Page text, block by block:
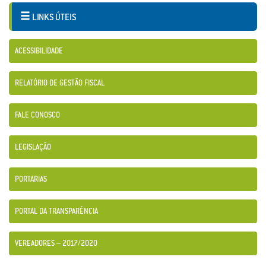
LINKS ÚTEIS
ACESSIBILIDADE
RELATÓRIO DE GESTÃO FISCAL
FALE CONOSCO
LEGISLAÇÃO
PORTARIAS
PORTAL DA TRANSPARÊNCIA
VEREADORES – 2017/2020